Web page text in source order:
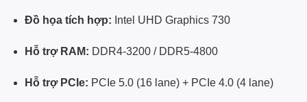
Đồ họa tích hợp: Intel UHD Graphics 730
Hỗ trợ RAM: DDR4-3200 / DDR5-4800
Hỗ trợ PCIe: PCIe 5.0 (16 lane) + PCIe 4.0 (4 lane)